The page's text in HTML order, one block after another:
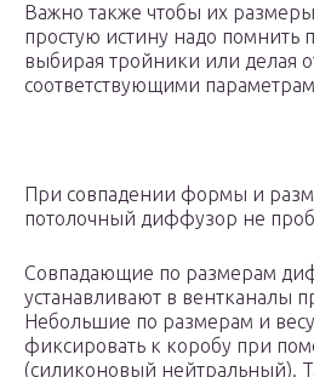
Важно также чтобы их размеры
простую истину надо помнить
выбирая тройники или делая
соответствующими
При совпадении формы и
потолочный диффузор не
Совпадающие по размерам
устанавливают в вентканалы
Небольшие по размерам и
фиксировать к коробу при
(силиконовый нейтральный).